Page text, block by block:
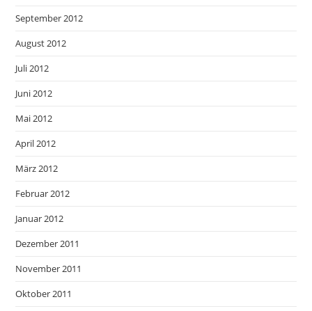
September 2012
August 2012
Juli 2012
Juni 2012
Mai 2012
April 2012
März 2012
Februar 2012
Januar 2012
Dezember 2011
November 2011
Oktober 2011